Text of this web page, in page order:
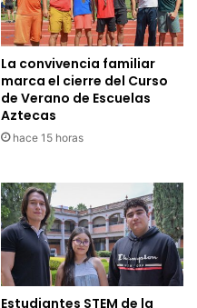
La convivencia familiar
marca el cierre del Curso
de Verano de Escuelas
Aztecas
hace 15 horas
Estudiantes STEM de la